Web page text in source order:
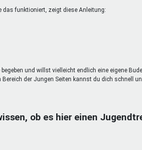
das funktioniert, zeigt diese Anleitung:
und willst vielleicht endlich eine eigene
der Jungen Seiten kannst du dich schnell
ob es hier einen